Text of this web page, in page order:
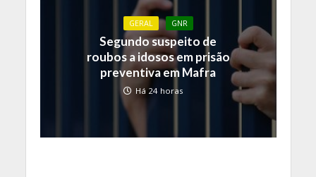
GERAL GNR
Segundo suspeito de
roubos a idosos em prisão
preventiva em Mafra
Há 24 horas